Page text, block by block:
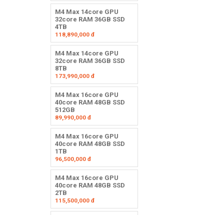
M4 Max 14core GPU
32core RAM 36GB SSD
4TB
118,890,000đ
M4 Max 14core GPU
32core RAM 36GB SSD
8TB
173,990,000đ
M4 Max 16core GPU
40core RAM 48GB SSD
512GB
89,990,000đ
M4 Max 16core GPU
40core RAM 48GB SSD
1TB
96,500,000đ
M4 Max 16core GPU
40core RAM 48GB SSD
2TB
115,500,000đ